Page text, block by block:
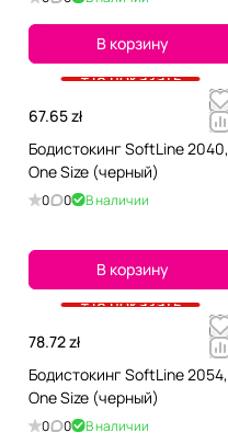
В корзину
+18 показать
67.65 zł
Бодистокинг SoftLine 2040,
One Size (черный)
0 0 В наличии
В корзину
+18 показать
78.72 zł
Бодистокинг SoftLine 2054,
One Size (черный)
0 0 В наличии